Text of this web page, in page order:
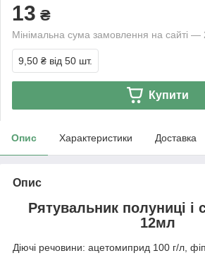
13 ₴
Мінімальна сума замовлення на сайті —
9,50 ₴ від 50 шт.
Купити
Опис Характеристики Доставка
Опис
Рятувальник полуниці і
12мл
Діючі речовини: ацетомиприд 100 г/л,